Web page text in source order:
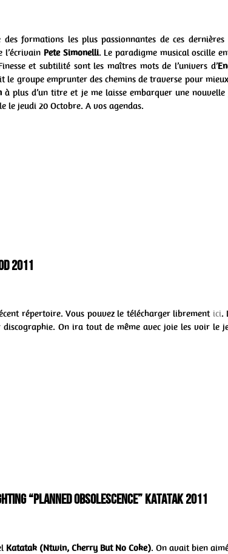
formations les plus passionnantes de ces dernières
l’écrivain Pete Simonelli. Le paradigme musical oscille
et subtilité sont les maîtres mots de l’univers d’
le groupe emprunter des chemins de traverse pour
à plus d’un titre et je me laisse embarquer une
le jeudi 20 Octobre. A vos agendas.
2011
répertoire. Vous pouvez le télécharger librement ici.
On ira tout de même avec joie les voir le
“Planned Obsolescence” Katatak 2011
Katatak (Ntwin, Cherry But No Coke). On avait bien